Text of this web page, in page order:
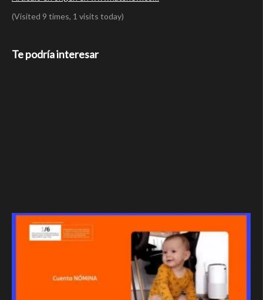
(Visited 9 times, 1 visits today)
Te podría interesar